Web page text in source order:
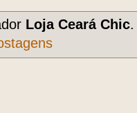
Loja Ceará Chic.